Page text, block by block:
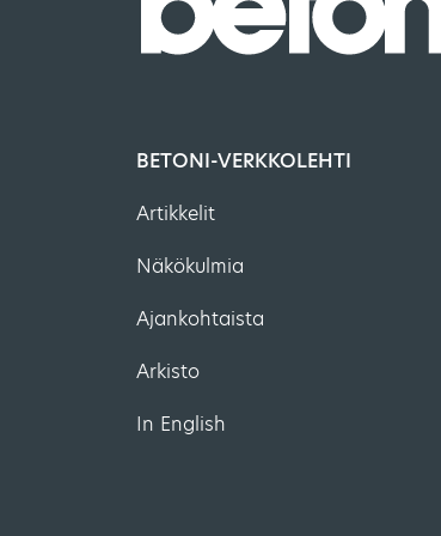
BETONI-VERKKOLEHTI
Artikkelit
Näkökulmia
Ajankohtaista
Arkisto
In English